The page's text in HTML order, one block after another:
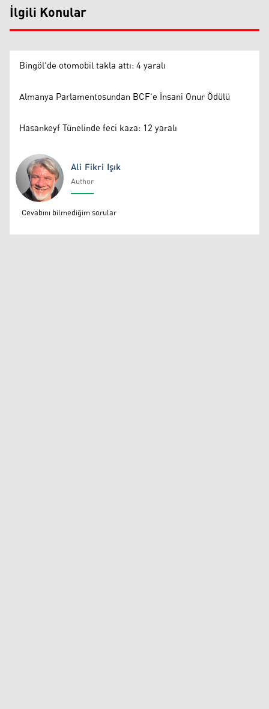
İlgili Konular
Bingöl'de otomobil takla attı: 4 yaralı
Almanya Parlamentosundan BCF'e İnsani Onur Ödülü
Hasankeyf Tünelinde feci kaza: 12 yaralı
Ali Fikri Işık
Ali Fikri Işık
Author
Cevabını bilmediğim sorular